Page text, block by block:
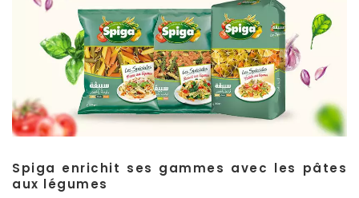
Spiga enrichit ses gammes avec les pâtes
aux légumes